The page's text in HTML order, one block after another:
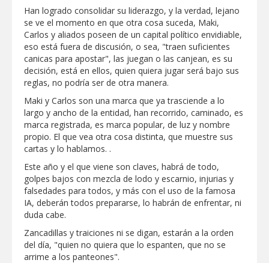
Visitó Alcalde a vecinos de Balcones de
Alcalá con programa Subsidio del Agua
Tamaulipas sigue impulsando una
agenda de infraestructura con sentido
humanista
GOBIERNO MUNICIPAL ACERCA
SERVICIOS Y APOYOS A FAMILIAS CON
“PRESIDENCIA CERQUITA DE TI”
Han logrado consolidar su liderazgo, y la verdad, lejano
se ve el momento en que otra cosa suceda, Maki,
Carlos y aliados poseen de un capital político envidiable,
eso está fuera de discusión, o sea, "traen suficientes
canicas para apostar", las juegan o las canjean, es su
decisión, está en ellos, quien quiera jugar será bajo sus
reglas, no podría ser de otra manera.
Maki y Carlos son una marca que ya trasciende a lo
largo y ancho de la entidad, han recorrido, caminado, es
marca registrada, es marca popular, de luz y nombre
propio. El que vea otra cosa distinta, que muestre sus
cartas y lo hablamos. .
Este año y el que viene son claves, habrá de todo,
golpes bajos con mezcla de lodo y escarnio, injurias y
falsedades para todos, y más con el uso de la famosa
IA, deberán todos prepararse, lo habrán de enfrentar, ni
duda cabe.
Zancadillas y traiciones ni se digan, estarán a la orden
del día, "quien no quiera que lo espanten, que no se
arrime a los panteones".